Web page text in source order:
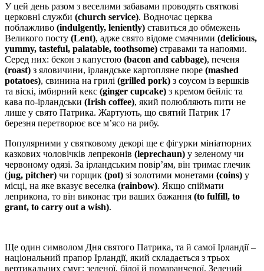
У цей день разом з веселими забавами проводять святкові
церковні служби (church service). Водночас церква
поблажливо (indulgently, leniently) ставиться до обмежень
Великого посту (Lent), адже свято відоме смачними (delicious,
yummy, tasteful, palatable, toothsome) стравами та напоями.
Серед них: бекон з капустою (bacon and cabbage), печеня
(roast) з яловичини, ірландське картопляне пюре (mashed
potatoes), свинина на грилі (grilled pork) з соусом із вершків
та віскі, імбирний кекс (ginger cupcake) з кремом бейліс та
кава по-ірландськи (Irish coffee), який полюбляють пити не
лише у свято Патрика. Жартують, що святий Патрик 17
березня перетворює все м’ясо на рибу.
Популярними у святковому декорі ще є фігурки мініатюрних
казкових чоловічків лепреконів (leprechaun) у зеленому чи
червоному одязі. За ірландським повір’ям, він тримає глечик
(jug, pitcher) чи горщик (pot) зі золотими монетами (coins) у
місці, на яке вказує веселка (rainbow). Якщо спіймати
леприкона, то він виконає три ваших бажання (to fulfill, to
grant, to carry out a wish).
Ще один символом Дня святого Патрика, та й самої Ірландії –
національний прапор Ірландії, який складається з трьох
вертикальних смуг: зеленої, білої й помаранчевої. Зелений